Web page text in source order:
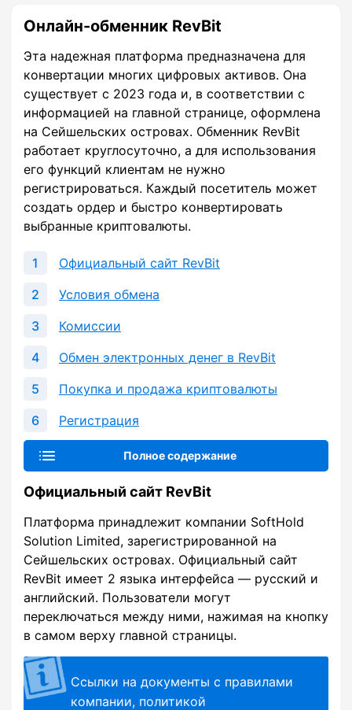
Онлайн-обменник RevBit
Эта надежная платформа предназначена для
конвертации многих цифровых активов. Она
существует с 2023 года и, в соответствии с
информацией на главной странице, оформлена
на Сейшельских островах. Обменник RevBit
работает круглосуточно, а для использования
его функций клиентам не нужно
регистрироваться. Каждый посетитель может
создать ордер и быстро конвертировать
выбранные криптовалюты.
Официальный сайт RevBit
Условия обмена
Комиссии
Обмен электронных денег в RevBit
Покупка и продажа криптовалюты
Регистрация
Полное содержание
Официальный сайт RevBit
Платформа принадлежит компании SoftHold
Solution Limited, зарегистрированной на
Сейшельских островах. Официальный сайт
RevBit имеет 2 языка интерфейса — русский и
английский. Пользователи могут
переключаться между ними, нажимая на кнопку
в самом верху главной страницы.
Ссылки на документы с правилами
компании, политикой